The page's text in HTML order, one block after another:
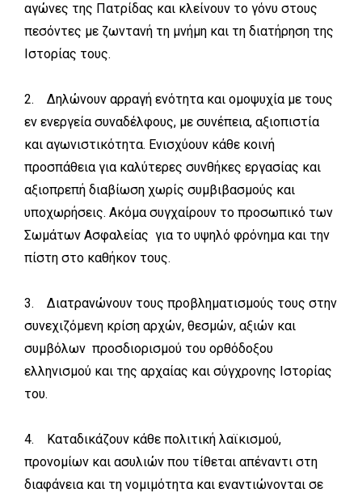
αγώνες της Πατρίδας και κλείνουν το γόνυ στους
πεσόντες με ζωντανή τη μνήμη και τη διατήρηση της
Ιστορίας τους.
2. Δηλώνουν αρραγή ενότητα και ομοψυχία με τους
εν ενεργεία συναδέλφους, με συνέπεια, αξιοπιστία
και αγωνιστικότητα. Ενισχύουν κάθε κοινή
προσπάθεια για καλύτερες συνθήκες εργασίας και
αξιοπρεπή διαβίωση χωρίς συμβιβασμούς και
υποχωρήσεις. Ακόμα συγχαίρουν το προσωπικό των
Σωμάτων Ασφαλείας για το υψηλό φρόνημα και την
πίστη στο καθήκον τους.
3. Διατρανώνουν τους προβληματισμούς τους στην
συνεχιζόμενη κρίση αρχών, θεσμών, αξιών και
συμβόλων προσδιορισμού του ορθόδοξου
ελληνισμού και της αρχαίας και σύγχρονης Ιστορίας
του.
4. Καταδικάζουν κάθε πολιτική λαϊκισμού,
προνομίων και ασυλιών που τίθεται απέναντι στη
διαφάνεια και τη νομιμότητα και εναντιώνονται σε